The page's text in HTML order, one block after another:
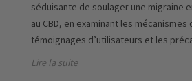
séduisante de soulager une migraine
au CBD, en examinant les mécanismes
témoignages d’utilisateurs et les
Lire la suite